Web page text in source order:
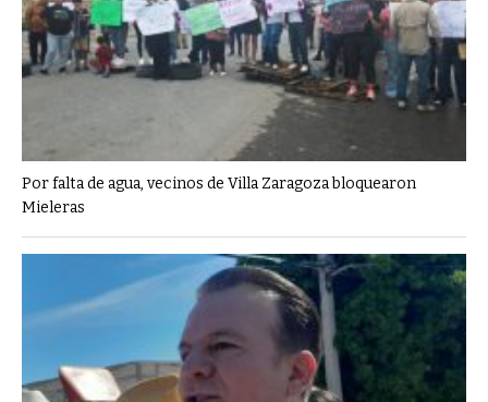
Por falta de agua, vecinos de Villa Zaragoza bloquearon
Mieleras